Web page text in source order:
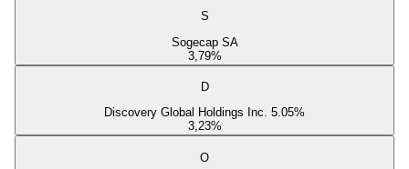
S
Sogecap SA
3,79%
D
Discovery Global Holdings Inc. 5.05%
3,23%
O